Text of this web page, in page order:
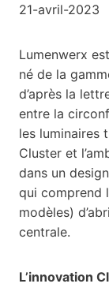
21-avril-2023
Lumenwerx
né de la
d’après la
entre la
les luminaires
Cluster et
dans un
qui comprend
modèles)
centrale.
L’innovation